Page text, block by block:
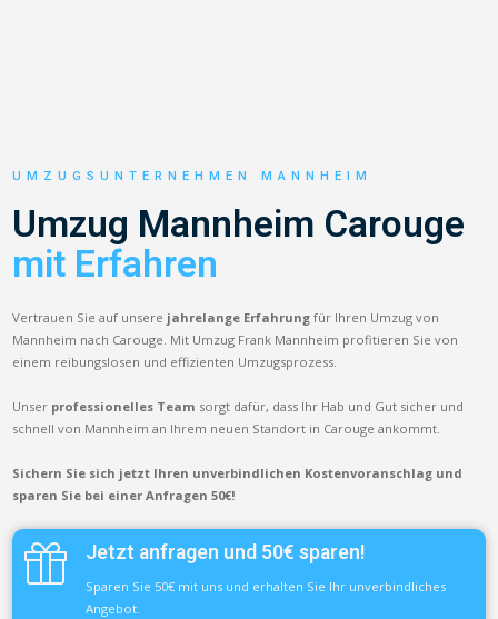
UMZUGSUNTERNEHMEN MANNHEIM
Umzug Mannheim Carouge
mit Erfahren
Vertrauen Sie auf unsere jahrelange Erfahrung für Ihren Umzug von
Mannheim nach Carouge. Mit Umzug Frank Mannheim profitieren Sie von
einem reibungslosen und effizienten Umzugsprozess.
Unser professionelles Team sorgt dafür, dass Ihr Hab und Gut sicher und
schnell von Mannheim an Ihrem neuen Standort in Carouge ankommt.
Sichern Sie sich jetzt Ihren unverbindlichen Kostenvoranschlag und
sparen Sie bei einer Anfragen 50€!
Jetzt anfragen und 50€ sparen!
Sparen Sie 50€ mit uns und erhalten Sie Ihr unverbindliches
Angebot.